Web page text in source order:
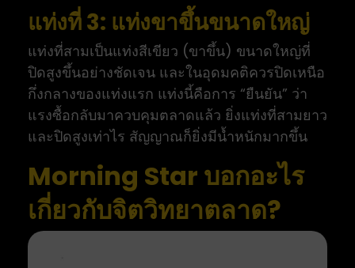
แท่งที่ 3: แท่งขาขึ้นขนาดใหญ่
แท่งที่สามเป็นแท่งสีเขียว (ขาขึ้น) ขนาดใหญ่ที่
ปิดสูงขึ้นอย่างชัดเจน และในอุดมคติควรปิดเหนือ
กึ่งกลางของแท่งแรก แท่งนี้คือการ “ยืนยัน” ว่า
แรงซื้อกลับมาควบคุมตลาดแล้ว ยิ่งแท่งที่สามยาว
และปิดสูงเท่าไร สัญญาณก็ยิ่งมีน้ำหนักมากขึ้น
Morning Star บอกอะไร
เกี่ยวกับจิตวิทยาตลาด?